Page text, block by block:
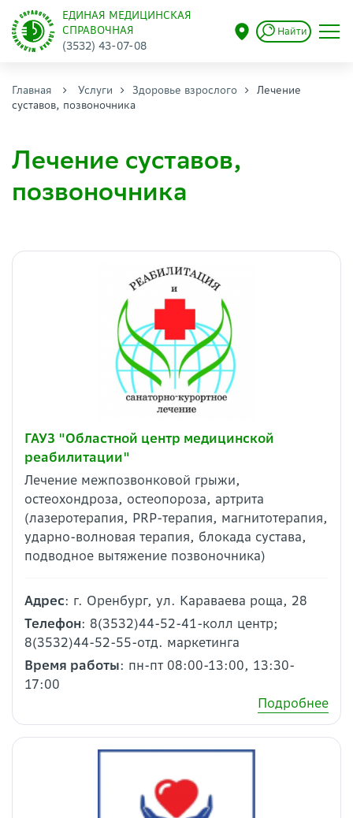
ЕДИНАЯ МЕДИЦИНСКАЯ
СПРАВОЧНАЯ
(3532) 43-07-08
Найти
Главная Услуги Здоровье взрослого
Лечение
суставов, позвоночника
Лечение суставов,
позвоночника
ГАУЗ "Областной центр медицинской
реабилитации"
Лечение межпозвонковой грыжи,
остеохондроза, остеопороза, артрита
(лазеротерапия, PRP-терапия, магнитотерапия,
ударно-волновая терапия, блокада сустава,
подводное вытяжение позвоночника)
Адрес: г. Оренбург, ул. Караваева роща, 28
Телефон: 8(3532)44-52-41-колл центр;
8(3532)44-52-55-отд. маркетинга
Время работы: пн-пт 08:00-13:00, 13:30-
17:00
Подробнее